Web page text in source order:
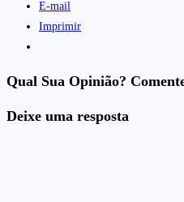
E-mail
Imprimir
Qual Sua Opinião?
Deixe uma resposta